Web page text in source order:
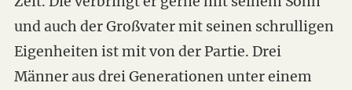
und auch der Großvater mit seinen schrulligen
Eigenheiten ist mit von der Partie. Drei
Männer aus drei Generationen unter einem